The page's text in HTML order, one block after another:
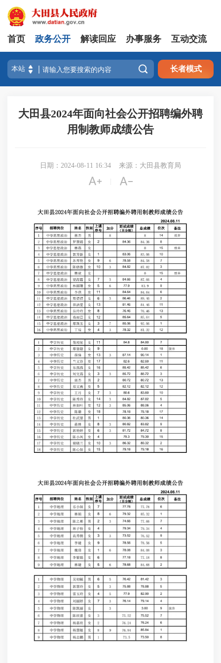
首页 政务公开 解读回应 办事服务 互动交流
 长者模式
大田县2024年面向社会公开招聘编外聘
用制教师成绩公告
日期：2024-08-11 16:34 来源：大田县教育局
 